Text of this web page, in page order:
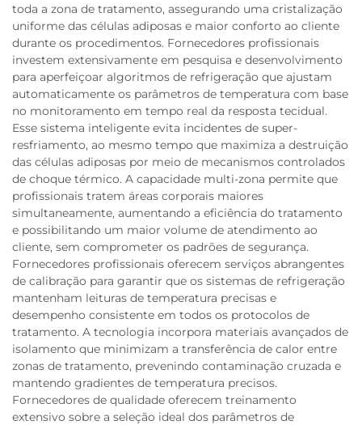
toda a zona de tratamento, assegurando uma cristalização
uniforme das células adiposas e maior conforto ao cliente
durante os procedimentos. Fornecedores profissionais
investem extensivamente em pesquisa e desenvolvimento
para aperfeiçoar algoritmos de refrigeração que ajustam
automaticamente os parâmetros de temperatura com base
no monitoramento em tempo real da resposta tecidual.
Esse sistema inteligente evita incidentes de super-
resfriamento, ao mesmo tempo que maximiza a destruição
das células adiposas por meio de mecanismos controlados
de choque térmico. A capacidade multi-zona permite que
profissionais tratem áreas corporais maiores
simultaneamente, aumentando a eficiência do tratamento
e possibilitando um maior volume de atendimento ao
cliente, sem comprometer os padrões de segurança.
Fornecedores profissionais oferecem serviços abrangentes
de calibração para garantir que os sistemas de refrigeração
mantenham leituras de temperatura precisas e
desempenho consistente em todos os protocolos de
tratamento. A tecnologia incorpora materiais avançados de
isolamento que minimizam a transferência de calor entre
zonas de tratamento, prevenindo contaminação cruzada e
mantendo gradientes de temperatura precisos.
Fornecedores de qualidade oferecem treinamento
extensivo sobre a seleção ideal dos parâmetros de